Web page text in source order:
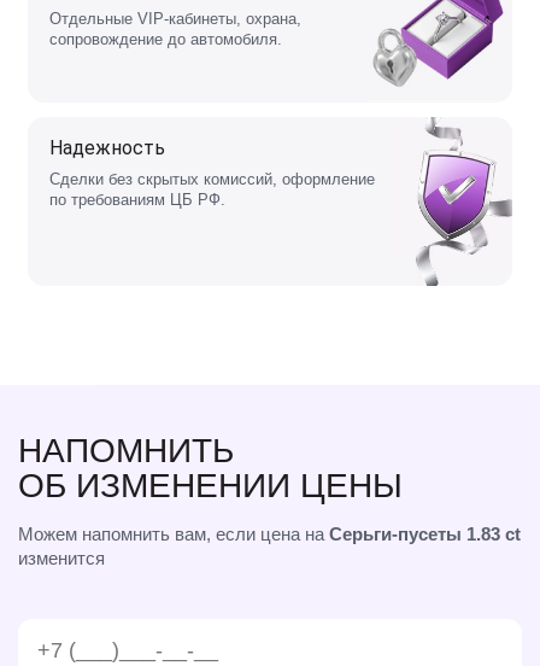
Отдельные VIP-кабинеты, охрана,
сопровождение до автомобиля.
Надежность
Сделки без скрытых комиссий, оформление
по требованиям ЦБ РФ.
НАПОМНИТЬ
ОБ ИЗМЕНЕНИИ ЦЕНЫ
Можем напомнить вам, если цена на Серьги-пусеты 1.83 ct
изменится